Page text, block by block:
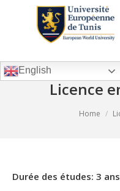
Licence
Home
Durée des études: 3 ans
English